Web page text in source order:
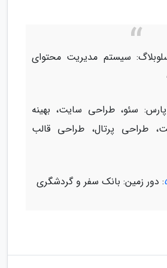
سیستم مدیریت محتوای
سئو، طراحی سایت، بهینه
طراحی پرتال، طراحی قالب
: دور زمین: بانک سفر و گردشگری